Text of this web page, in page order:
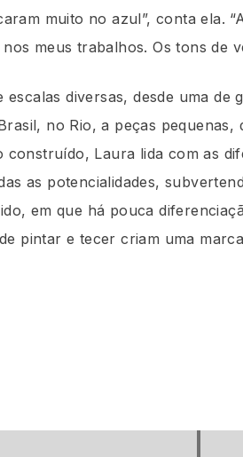
muito no azul”, conta ela.
meus trabalhos. Os tons de
escalas diversas, desde uma
no Rio, a peças
Laura lida com as
as potencialidades,
em que há pouca
pintar e tecer criam uma